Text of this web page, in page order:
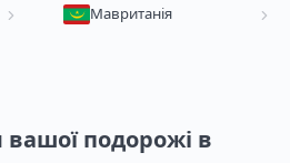
Мавританія
вашої подорожі в